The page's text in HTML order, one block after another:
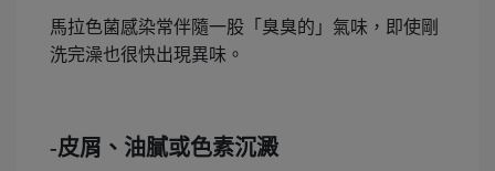
馬拉色菌感染常伴隨一股「臭臭的」氣味，即使剛
洗完澡也很快出現異味。
-皮屑、油膩或色素沉澱